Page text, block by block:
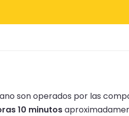
son operados por las
10 minutos